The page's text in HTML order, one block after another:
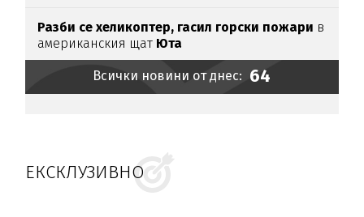
Разби се хеликоптер, гасил горски пожари в
американския щат Юта
Всички новини от днес: 64
ЕКСКЛУЗИВНО